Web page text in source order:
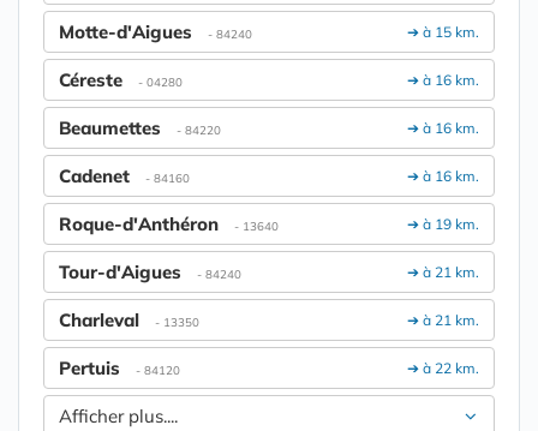
➔ à 15 km.
Motte-d'Aigues - 84240
➔ à 16 km.
Céreste - 04280
➔ à 16 km.
Beaumettes - 84220
➔ à 16 km.
Cadenet - 84160
➔ à 19 km.
Roque-d'Anthéron - 13640
➔ à 21 km.
Tour-d'Aigues - 84240
➔ à 21 km.
Charleval - 13350
➔ à 22 km.
Pertuis - 84120
Afficher plus....